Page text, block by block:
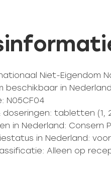
Niet-Eigendom
beschikbaar in
N05CF04
doseringen: tabletten (1,
in Nederland: Consern
in Nederland:
Alleen op